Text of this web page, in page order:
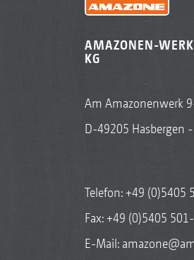
AMAZONEN-
KG
Am Amazonenwerk
D-49205 Hasbergen
Telefon:+49 (0)5405
Fax: +49 (0)5405
E-Mail: